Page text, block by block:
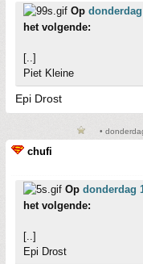
Op
het volgende:
[..]
Piet Kleine
Epi Drost
•
chufi
Op donderdag
het volgende:
[..]
Epi Drost